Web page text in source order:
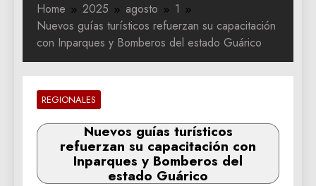
Home 2025 agosto
1
Nuevos guías turísticos refuerzan su capacitación
con Inparques y Bomberos del estado Guárico
REGIONALES
Nuevos guías turísticos
refuerzan su capacitación con
Inparques y Bomberos del
estado Guárico